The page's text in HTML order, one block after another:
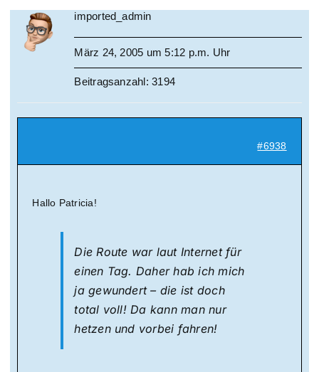
imported_admin
März 24, 2005 um 5:12 p.m. Uhr
Beitragsanzahl: 3194
#6938
Hallo Patricia!
Die Route war laut Internet für
einen Tag. Daher hab ich mich
ja gewundert – die ist doch
total voll! Da kann man nur
hetzen und vorbei fahren!